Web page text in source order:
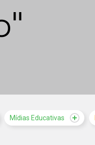
Mídias Educativas